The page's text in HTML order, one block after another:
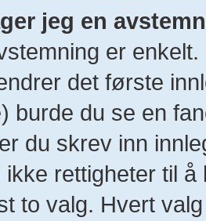
jeg en
er
det første
burde du se en
du skrev inn
ikke rettigheter til
to valg. Hvert